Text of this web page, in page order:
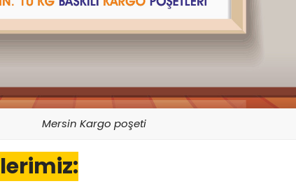
Mersin Kargo poşeti